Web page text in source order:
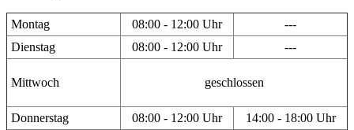
Montag 08:00 - 12:00 Uhr
---
Dienstag
08:00 - 12:00 Uhr ---
Mittwoch geschlossen
Donnerstag 08:00 - 12:00 Uhr
14:00 - 18:00 Uhr